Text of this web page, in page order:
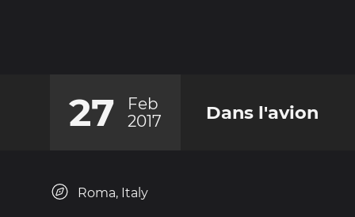
27
Feb
2017
Dans l'avion
Roma, Italy